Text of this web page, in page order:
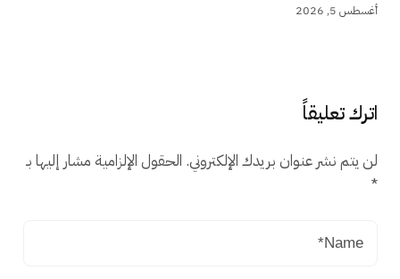
أغسطس 5, 2026
اترك تعليقاً
لن يتم نشر عنوان بريدك الإلكتروني. الحقول الإلزامية مشار إليها بـ
*